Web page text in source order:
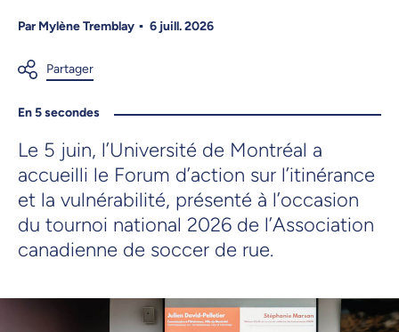
ParMylène Tremblay 6 juill. 2026
En 5 secondes
Le 5 juin, l’Université de Montréal a
accueilli le Forum d’action sur l’itinérance
et la vulnérabilité, présenté à l’occasion
du tournoi national 2026 de l’Association
canadienne de soccer de rue.